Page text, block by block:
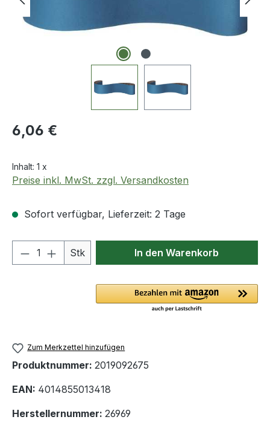
Regulärer Preis:
6,06 €
Inhalt: 1 x
Preise inkl. MwSt. zzgl. Versandkosten
Sofort verfügbar, Lieferzeit: 2 Tage
Produkt Anzahl: Gib den
Stk In den Warenkorb
Zum Merkzettel hinzufügen
Produktnummer: 2019092675
EAN: 4014855013418
Herstellernummer: 26969